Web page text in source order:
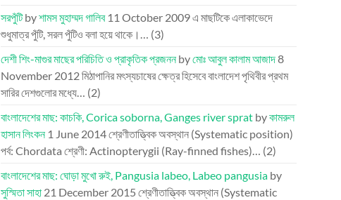
সরপুঁটিbyশামস মুহাম্মদ গালিব 11 October 2009এ মাছটিকে এলাকাভেদে
শুধুমাত্র পুঁটি, সরল পুঁটিও বলা হয়ে থাকে।… (3)
দেশী শিং-মাগুর মাছের পরিচিতি ও প্রাকৃতিক প্রজননbyমোঃ আবুল কালাম আজাদ8
November 2012মিঠাপানির মৎস্যচাষের ক্ষেত্র হিসেবে বাংলাদেশ পৃথিবীর প্রথম
সারির দেশগুলোর মধ্যে… (2)
বাংলাদেশের মাছ: কাচকি, Corica soborna, Ganges river sprat byকামরুল
হাসান লিংকন 1 June 2014শ্রেণীতাত্ত্বিক অবস্থান (Systematic position)
পর্ব: Chordata শ্রেণী: Actinopterygii (Ray-finned fishes)… (2)
বাংলাদেশের মাছ: ঘোড়া মুখো রুই, Pangusia labeo, Labeo pangusia by
সুস্মিতা সাহা 21 December 2015 শ্রেণীতাত্ত্বিক অবস্থান (Systematic